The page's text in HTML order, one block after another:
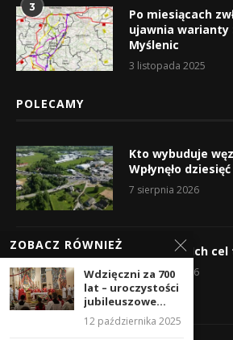
3
Po miesiącach
ujawnia warianty
Myślenic
3 listopada 2025
POLECAMY
Kto wybuduje
Wpłynęło
7 sierpnia 2026
Wyruszyli! Ich
5 sierpnia 2026
ZOBACZ RÓWNIEŻ
Wdzięczni za 700
lat – uroczystości
jubileuszowe...
12 października 2025